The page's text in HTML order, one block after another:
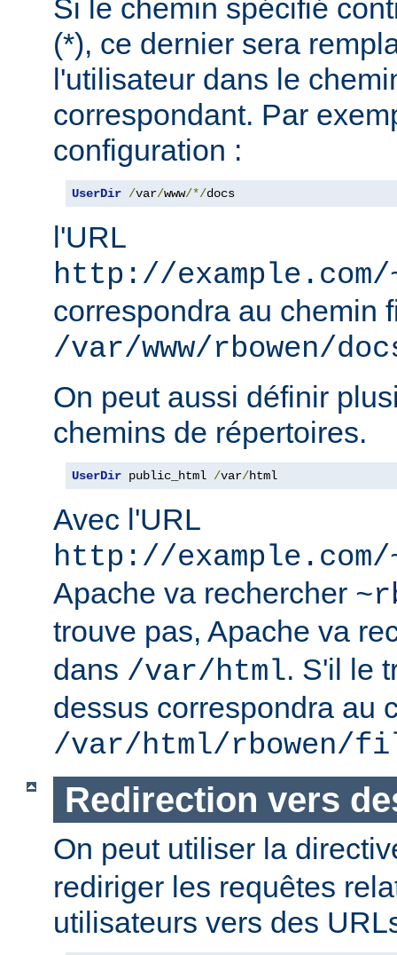
Si le chemin spécifié
(*), ce dernier sera
l'utilisateur dans le
correspondant. Par
configuration :
UserDir /var/www/*/docs
l'URL
http://
correspondra au chemin
/var/www/rbowen/
On peut aussi définir
chemins de répertoires.
UserDir public_html /var/html
Avec l'URL
http://
Apache va rechercher
trouve pas, Apache va
dans /var/html. S'il le
dessus correspondra au
/var/html/rbowen/
Redirection vers
On peut utiliser la
rediriger les requêtes
utilisateurs vers des